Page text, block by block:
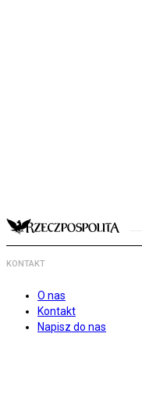
KONTAKT
O nas
Kontakt
Napisz do nas